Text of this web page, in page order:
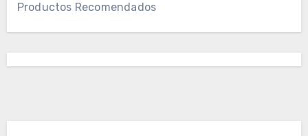
Productos Recomendados